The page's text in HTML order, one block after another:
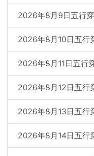
2026年8月9日五行
2026年8月10日五行
2026年8月11日五行
2026年8月12日五行
2026年8月13日五行
2026年8月14日五行